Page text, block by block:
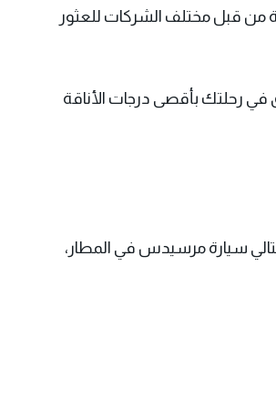
من قبل مختلف الشركات للعثور
في رحلتك بأقصى درجات الأناقة
سيارة مرسيدس في المطار،